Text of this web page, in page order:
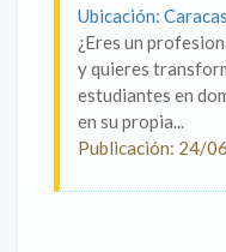
Ubicación:
¿Eres un
y quieres
estudiantes en
en su propia...
Publicación: 24/